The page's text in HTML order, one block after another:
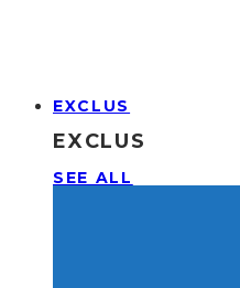
EXCLUS
EXCLUS
SEE ALL